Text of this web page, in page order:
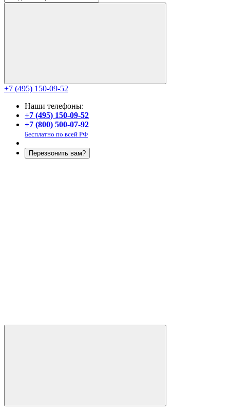
+7 (495) 150-09-52
Наши телефоны:
+7 (495) 150-09-52
+7 (800) 500-07-92
Бесплатно по всей РФ
Перезвонить вам?